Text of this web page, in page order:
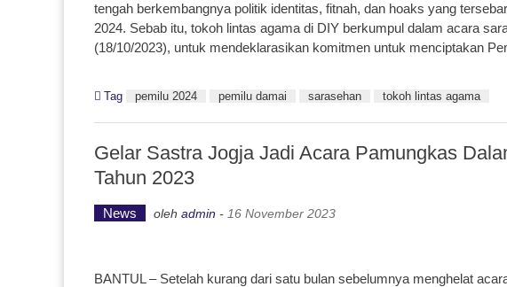
tengah berkembangnya politik identitas, fitnah, dan hoaks yang
2024. Sebab itu, tokoh lintas agama di DIY berkumpul dalam acara
(18/10/2023), untuk mendeklarasikan komitmen untuk menciptakan
Tag pemilu 2024 pemilu damai sarasehan tokoh lintas agama
Gelar Sastra Jogja Jadi Acara Pamungkas
Tahun 2023
News oleh admin - 16 November 2023
BANTUL – Setelah kurang dari satu bulan sebelumnya menghelat